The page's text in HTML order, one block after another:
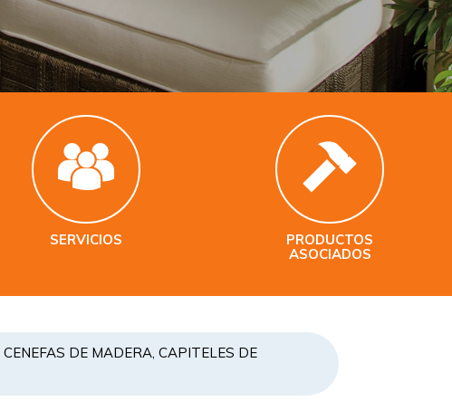
SERVICIOS
PRODUCTOS
ASOCIADOS
DE MADERA, CAPITELES DE